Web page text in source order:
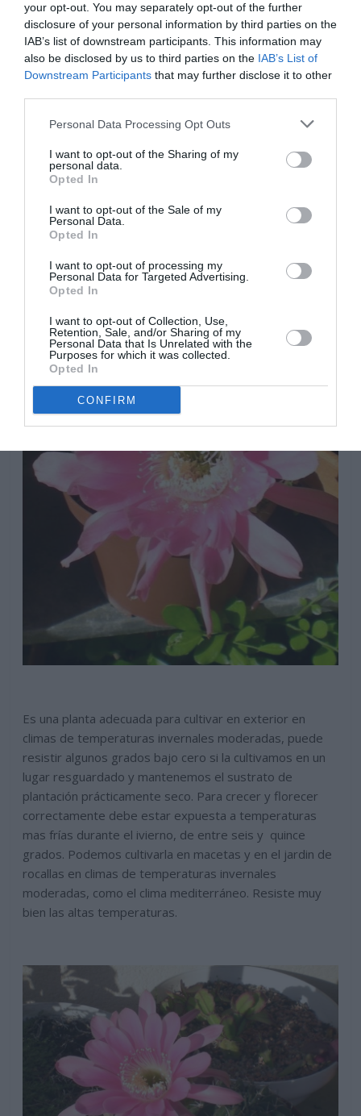
your opt-out. You may separately opt-out of the further
disclosure of your personal information by third parties on the
IAB’s list of downstream participants. This information may
also be disclosed by us to third parties on the IAB’s List of
Downstream Participants that may further disclose it to other
Personal Data Processing Opt Outs
I want to opt-out of the Sharing of my
personal data.
Opted In
I want to opt-out of the Sale of my
Personal Data.
Opted In
I want to opt-out of processing my
Personal Data for Targeted Advertising.
Opted In
I want to opt-out of Collection, Use,
Retention, Sale, and/or Sharing of my
Personal Data that Is Unrelated with the
Purposes for which it was collected.
Opted In
CONFIRM
Riegos regulares y moderados en verano evitando
empapar la tierra, mas frecuentes en ejemplares
jóvenes y cuando la planta desarrolle los capullos
florales, cuando finalice la floración dejar secar el
sustrato ligeramente entre riegos. En otoño distanciar
mantener la tierra prácticamente seca, mas aun en
periodos de sequía si son plantas adultas y no están en
floración. No necesita podas, solo es aconsejable retirar
los restos de flores secas para mantener los cactus en
buenas condiciones. Podemos separar los pequeños
cactus que la planta desarrolla a su alrededor en
primavera para multiplicarla
Es una planta adecuada para cultivar en exterior en
climas de temperaturas invernales moderadas, puede
resistir algunos grados bajo cero si la cultivamos en un
lugar resguardado y mantenemos el sustrato de
plantación prácticamente seco. Para crecer y florecer
correctamente debe estar expuesta a temperaturas
mas frías durante el ivierno, de entre seis y quince
grados. Podemos cultivarla en macetas y en el jardin de
rocallas en climas de temperaturas invernales
moderadas, como el clima mediterráneo. Resiste muy
bien las altas temperaturas.